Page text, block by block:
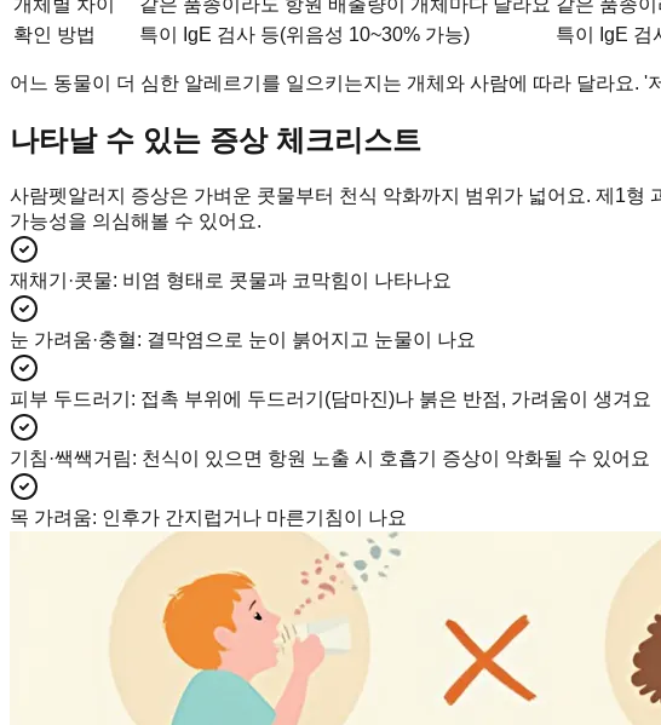
개체별 차이
같은 품종이라도 항원 배출량이 개체마다 달라요 같은 품종
확인 방법
특이 IgE 검사 등(위음성 10~30% 가능) 특이 IgE 검
어느 동물이 더 심한 알레르기를 일으키는지는 개체와 사람에 따라 달라요.
나타날 수 있는 증상 체크리스트
사람펫알러지 증상은 가벼운 콧물부터 천식 악화까지 범위가 넓어요. 제1형
가능성을 의심해볼 수 있어요.
재채기·콧물: 비염 형태로 콧물과 코막힘이 나타나요
눈 가려움·충혈: 결막염으로 눈이 붉어지고 눈물이 나요
피부 두드러기 : 접촉 부위에 두드러기(담마진)나 붉은 반점, 가려움이 생겨요
기침·쌕쌕거림: 천식이 있으면 항원 노출 시 호흡기 증상이 악화될 수 있어요
목 가려움: 인후가 간지럽거나 마른기침이 나요